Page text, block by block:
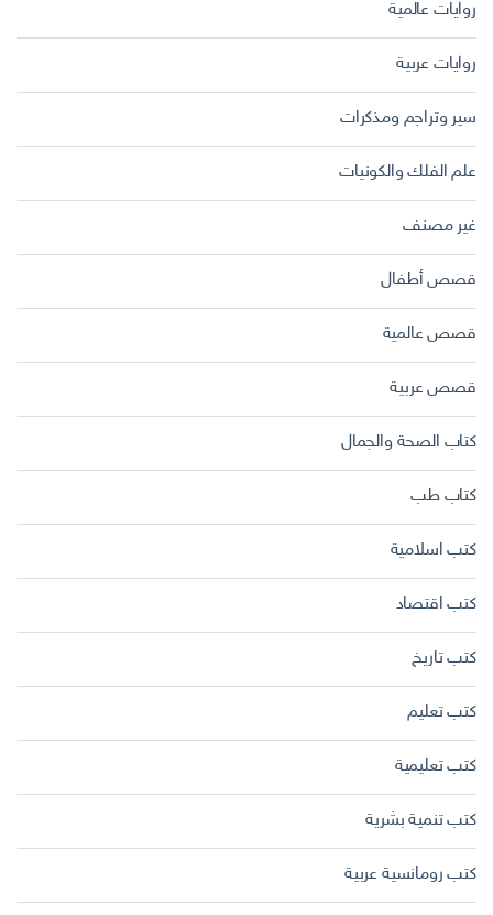
روايات عالمية
روايات عربية
سير وتراجم ومذكرات
علم الفلك والكونيات
غير مصنف
قصص أطفال
قصص عالمية
قصص عربية
كتاب الصحة والجمال
كتاب طب
كتب اسلامية
كتب اقتصاد
كتب تاريخ
كتب تعليم
كتب تعليمية
كتب تنمية بشرية
كتب رومانسية عربية